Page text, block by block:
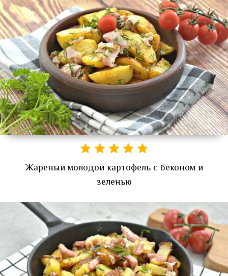
Жареный молодой картофель с беконом и
зеленью